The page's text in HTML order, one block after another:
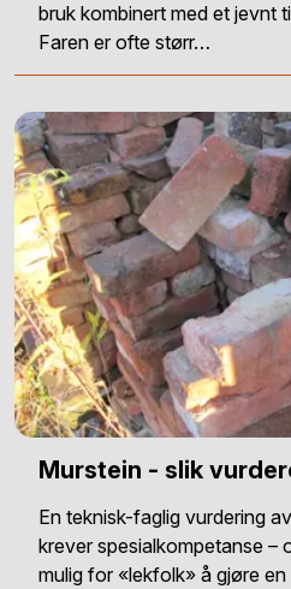
bruk kombinert med et jevnt
Faren er ofte størr…
Murstein - slik
En teknisk-faglig vurdering
krever spesialkompetanse –
mulig for «lekfolk» å gjøre en